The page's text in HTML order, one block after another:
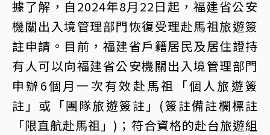
據了解，自2024年8月22日起，福建省公安
機關出入境管理部門恢復受理赴馬祖旅遊簽
註申請。目前，福建省戶籍居民及居住證持
有人可以向福建省公安機關出入境管理部門
申辦6個月一次有效赴馬祖「個人旅遊簽
註」或「團隊旅遊簽註」(簽註備註欄標註
「限直航赴馬祖」)；符合資格的赴台旅遊組